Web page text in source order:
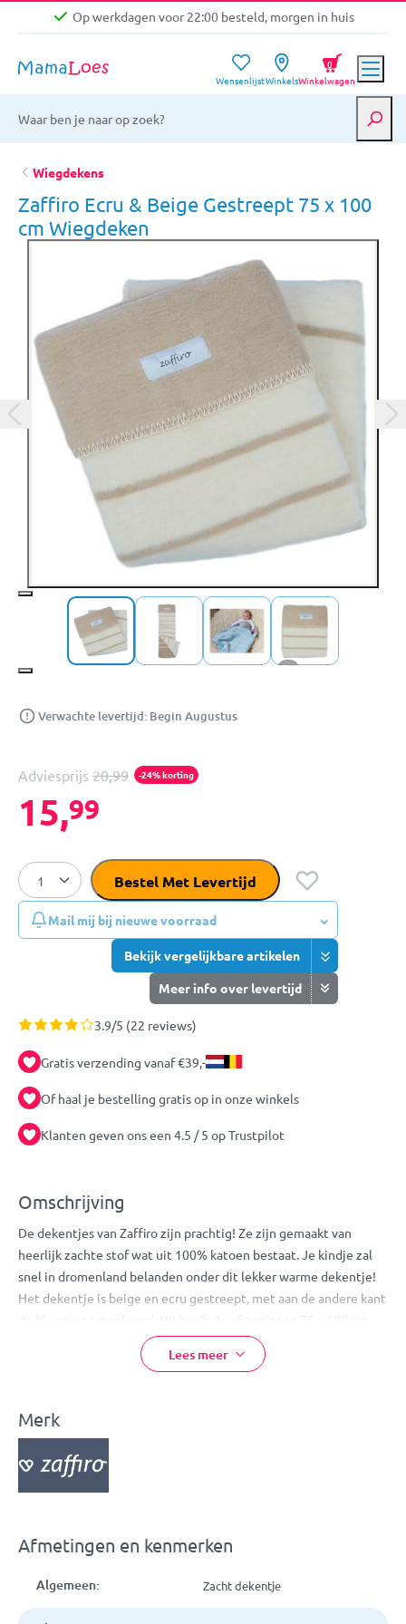
Op werkdagen voor 22:00 besteld, morgen in huis
Gratis verzending vanaf €39,-
Op werkdagen voor 22:00 besteld, morgen in huis
WensenlijstWinkelsWinkelwagen
0
Wiegdekens
Zaffiro Ecru & Beige Gestreept 75 x 100
cm Wiegdeken
+1
Verwachte levertijd: Begin Augustus
Adviesprijs 20,99 -24% korting
15,99
Bestel Met Levertijd
Mail mij bij nieuwe voorraad
Bekijk vergelijkbare artikelen
Meer info over levertijd
3.9/5 (22 reviews)
Gratis verzending vanaf €39,-
Of haal je bestelling gratis op in onze winkels
Klanten geven ons een 4.5 / 5 op Trustpilot
Omschrijving
De dekentjes van Zaffiro zijn prachtig! Ze zijn gemaakt van
heerlijk zachte stof wat uit 100% katoen bestaat. Je kindje zal
snel in dromenland belanden onder dit lekker warme dekentje!
Het dekentje is beige en ecru gestreept, met aan de andere kant
de kleurtjes omgekeerd. Hij heeft de afmetingen 75 x 100 cm.
75 x100 cm
Kleur: beige en ecru gestreept
Heerlijk zacht!
Lees meer
Merk
Afmetingen en kenmerken
Algemeen: Zacht dekentje